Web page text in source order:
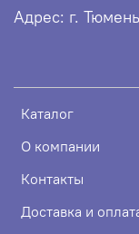
Каталог
О компании
Контакты
Доставка и
Адрес: г.